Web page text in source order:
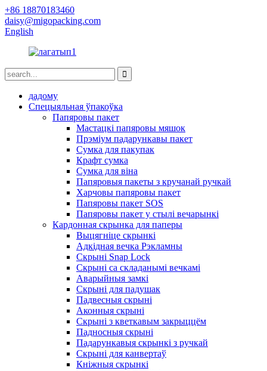
+86 18870183460
daisy@migopacking.com
English
дадому
Спецыяльная ўпакоўка
Папяровы пакет
Мастацкі папяровы мяшок
Прэміум падарункавы пакет
Сумка для пакупак
Крафт сумка
Сумка для віна
Папяровыя пакеты з кручанай ручкай
Харчовы папяровы пакет
Папяровы пакет SOS
Папяровы пакет у стылі вечарынкі
Кардонная скрынка для паперы
Выцягніце скрынкі
Адкідная вечка Рэкламны
Скрыні Snap Lock
Скрыні са складанымі вечкамі
Аварыйныя замкі
Скрыні для падушак
Падвесныя скрыні
Аконныя скрыні
Скрыні з кветкавым закрыццём
Падносныя скрыні
Падарункавыя скрынкі з ручкай
Скрыні для канвертаў
Кніжныя скрынкі